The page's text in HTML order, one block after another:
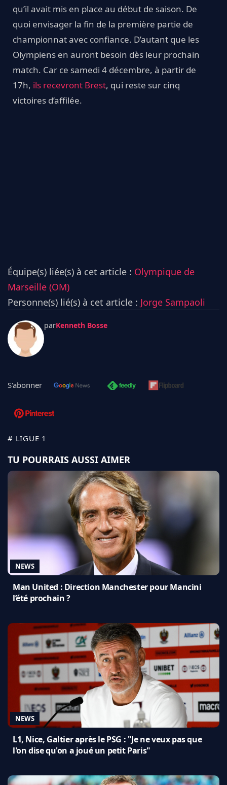
qu’il avait mis en place au début de saison. De
quoi envisager la fin de la première partie de
championnat avec confiance. D’autant que les
Olympiens en auront besoin dès leur prochain
match. Car ce samedi 4 décembre, à partir de
17h, ils recevront Brest, qui reste sur cinq
victoires d’affilée.
Équipe(s) liée(s) à cet article : Olympique de
Marseille (OM)
Personne(s) lié(s) à cet article : Jorge Sampaoli
parKenneth Bosse
S'abonner
# LIGUE 1
TU POURRAIS AUSSI AIMER
NEWS
Man United : Direction Manchester pour Mancini
l’été prochain ?
NEWS
L1, Nice, Galtier après le PSG : "Je ne veux pas que
l'on dise qu'on a joué un petit Paris"